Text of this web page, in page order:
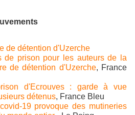
de détention d'Uzerche
de prison pour les auteurs de la
de détention d'Uzerche, France
d'Ecrouves : garde à vue
détenus, France Bleu
19 provoque des mutineries